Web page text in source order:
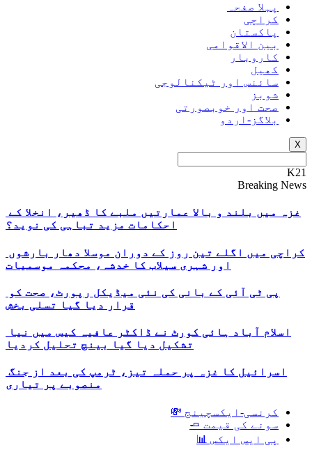
پہلا صفحہ
کراچی
پاکستان
بین الاقوامی
کاروبار
کھیل
سائنس اور ٹیکنالوجی
شوبز
صحت اور خوبصورتی
بلاگز-اردو
X
K21
Breaking News
غزہ میں بلند و بالا عمارتیں ملبے کا ڈھیر، انخلا کے
احکامات مزید تباہی کی نوید؟
کراچی میں اگلے تین روز کے دوران موسلا دھار بارشوں
اور شہری سیلاب کا خدشہ، محکمہ موسمیات
پی ٹی آئی کے بانی کی نئی میڈیکل رپورٹ، صحت کو
قرار دیا گیا تسلی بخش
اسلام آباد ہائی کورٹ نے ڈاکٹر عافیہ کیس میں نیا
تشکیل دیا گیا بینچ تحلیل کردیا
اسرائیل کا غزہ پر حملہ تیز، ٹرمپ کی بعد از جنگ
منصوبے پر تیاری
کرنسی-ایکسچینج 💸
سونے کی قیمت 🧈
پی ایس ایکس 📊